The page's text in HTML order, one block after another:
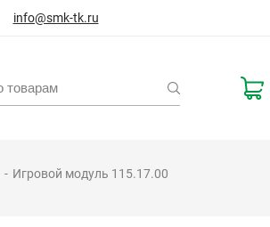
info@smk-tk.ru
Игровой модуль 115.17.00